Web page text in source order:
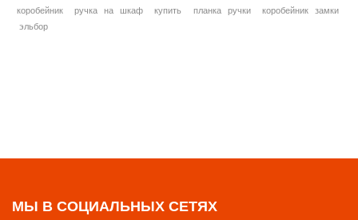
коробейник
ручка на шкаф купить планка ручки
коробейник замки
эльбор
МЫ В СОЦИАЛЬНЫХ СЕТЯХ